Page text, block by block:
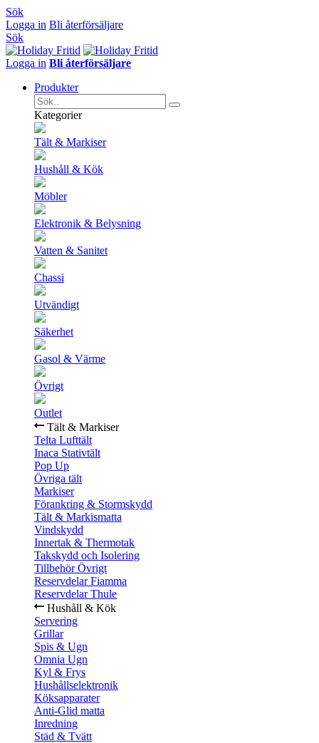
Sök
Logga in Bli återförsäljare
Sök
Logga in Bli återförsäljare
Produkter
Kategorier
Tält & Markiser
Hushåll & Kök
Möbler
Elektronik & Belysning
Vatten & Sanitet
Chassi
Utvändigt
Säkerhet
Gasol & Värme
Övrigt
Outlet
Tält & Markiser
Telta Lufttält
Inaca Stativtält
Pop Up
Övriga tält
Markiser
Förankring & Stormskydd
Tält & Markismatta
Vindskydd
Innertak & Thermotak
Takskydd och Isolering
Tillbehör Övrigt
Reservdelar Fiamma
Reservdelar Thule
Hushåll & Kök
Servering
Grillar
Spis & Ugn
Omnia Ugn
Kyl & Frys
Hushållselektronik
Köksapparater
Anti-Glid matta
Inredning
Städ & Tvätt